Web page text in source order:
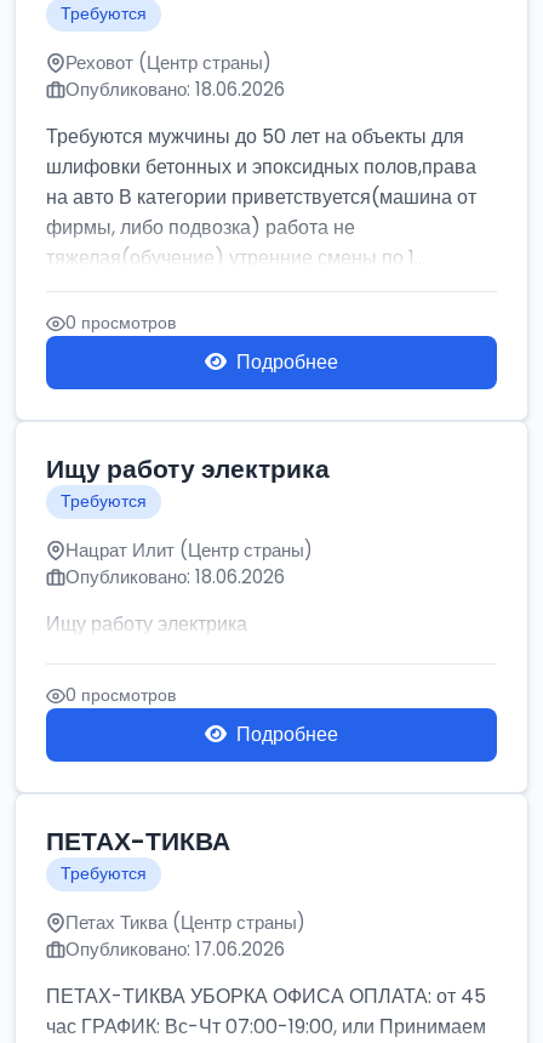
Требуются
Реховот (Центр страны)
Опубликовано: 18.06.2026
Требуются мужчины до 50 лет на объекты для
шлифовки бетонных и эпоксидных полов,права
на авто В категории приветствуется(машина от
фирмы, либо подвозка) работа не
тяжелая(обучение) утренние смены по 1...
0 просмотров
Подробнее
Ищу работу электрика
Требуются
Нацрат Илит (Центр страны)
Опубликовано: 18.06.2026
Ищу работу электрика
0 просмотров
Подробнее
ПЕТАХ-ТИКВА
Требуются
Петах Тиква (Центр страны)
Опубликовано: 17.06.2026
ПЕТАХ-ТИКВА УБОРКА ОФИСА ОПЛАТА: от 45
час ГРАФИК: Вс-Чт 07:00-19:00, или Принимаем